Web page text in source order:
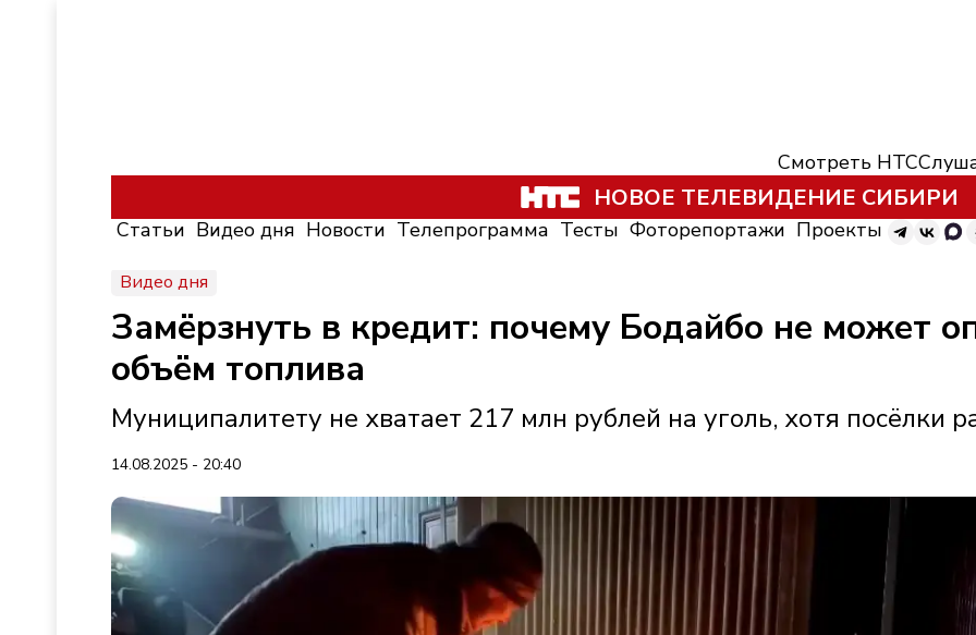
Смотреть НТС
НОВОЕ ТЕЛЕВИДЕНИЕ СИБИРИ
Статьи Видео дня Новости Телепрограмма Тесты Фоторепортажи Проекты
Видео дня
Замёрзнуть в кредит: почему Бодайбо не может
объём топлива
Муниципалитету не хватает 217 млн рублей на уголь, хотя посёлки
14.08.2025 - 20:40